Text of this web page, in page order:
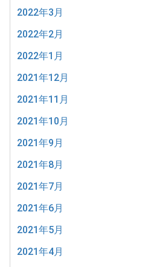
2022年3月
2022年2月
2022年1月
2021年12月
2021年11月
2021年10月
2021年9月
2021年8月
2021年7月
2021年6月
2021年5月
2021年4月